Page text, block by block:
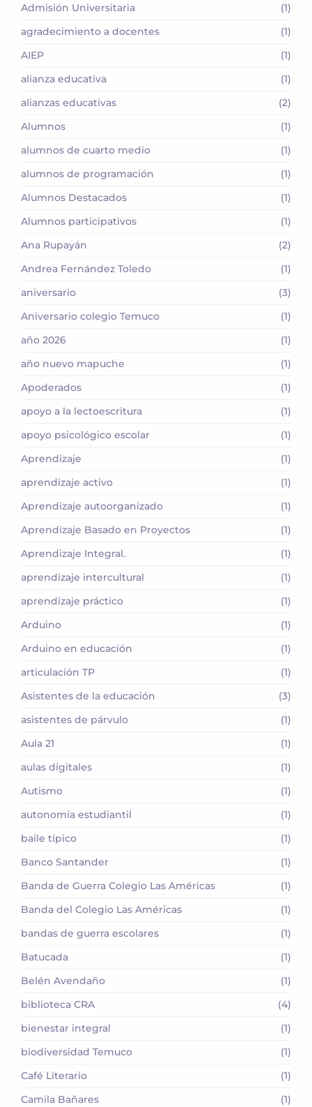
Admisión Universitaria
(1)
agradecimiento a docentes
(1)
AIEP
(1)
alianza educativa
(1)
alianzas educativas
(2)
Alumnos
(1)
alumnos de cuarto medio
(1)
alumnos de programación
(1)
Alumnos Destacados
(1)
Alumnos participativos
(1)
Ana Rupayán
(2)
Andrea Fernández Toledo
(1)
aniversario
(3)
Aniversario colegio Temuco
(1)
año 2026
(1)
año nuevo mapuche
(1)
Apoderados
(1)
apoyo a la lectoescritura
(1)
apoyo psicológico escolar
(1)
Aprendizaje
(1)
aprendizaje activo
(1)
Aprendizaje autoorganizado
(1)
Aprendizaje Basado en Proyectos
(1)
Aprendizaje Integral.
(1)
aprendizaje intercultural
(1)
aprendizaje práctico
(1)
Arduino
(1)
Arduino en educación
(1)
articulación TP
(1)
Asistentes de la educación
(3)
asistentes de párvulo
(1)
Aula 21
(1)
aulas digitales
(1)
Autismo
(1)
autonomía estudiantil
(1)
baile típico
(1)
Banco Santander
(1)
Banda de Guerra Colegio Las Américas
(1)
Banda del Colegio Las Américas
(1)
bandas de guerra escolares
(1)
Batucada
(1)
Belén Avendaño
(1)
biblioteca CRA
(4)
bienestar integral
(1)
biodiversidad Temuco
(1)
Café Literario
(1)
Camila Bañares
(1)